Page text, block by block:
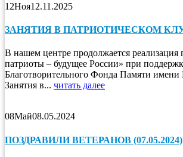
12Ноя12.11.2025
ЗАНЯТИЯ В ПАТРИОТИЧЕСКОМ
В нашем центре продолжается
патриоты – будущее России» при
Благотворительного Фонда Памяти
Занятия в... читать далее
08Май08.05.2024
ПОЗДРАВИЛИ ВЕТЕРАНОВ (07.05.2024)